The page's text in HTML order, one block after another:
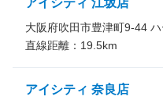
アイシティ 江坂店
大阪府吹田市豊津町9-44
直線距離： 19.5km
アイシティ 奈良店